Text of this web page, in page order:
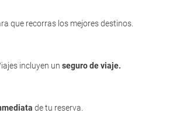
que recorras los mejores destinos.
incluyen unseguro de viaje.
de tu reserva.